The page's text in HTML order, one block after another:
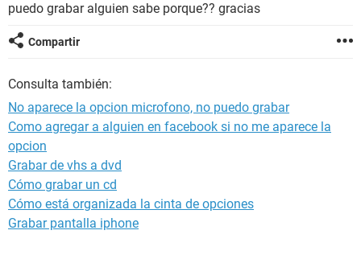
puedo grabar alguien sabe porque?? gracias
Compartir
Consulta también:
No aparece la opcion microfono, no puedo grabar
Como agregar a alguien en facebook si no me aparece la
opcion
Grabar de vhs a dvd
Cómo grabar un cd
Cómo está organizada la cinta de opciones
Grabar pantalla iphone